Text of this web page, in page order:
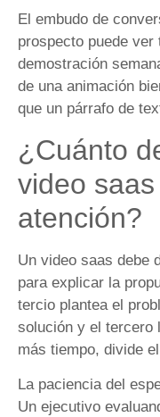
El embudo de
prospecto puede
demostración
de una animación
que un párrafo de
¿Cuánto
video
atención?
Un video saas debe
para explicar la
tercio plantea el
solución y el tercero
más tiempo, divide
La paciencia del
Un ejecutivo